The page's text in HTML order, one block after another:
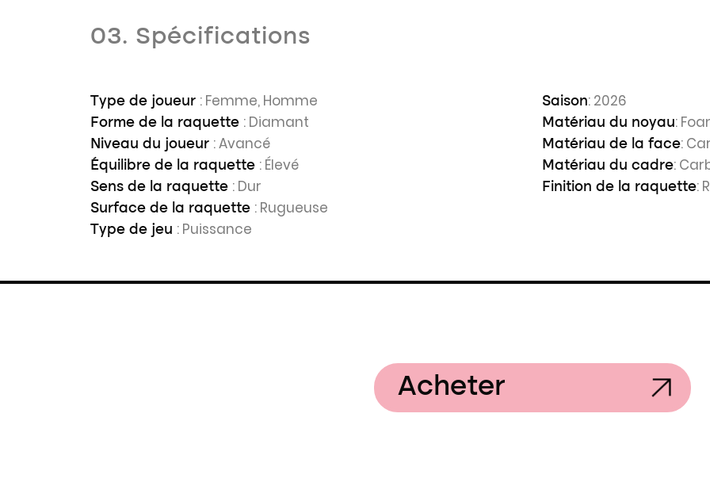
03. Spécifications
Type de joueur : Femme, Homme
Forme de la raquette : Diamant
Niveau du joueur : Avancé
Équilibre de la raquette : Élevé
Sens de la raquette : Dur
Surface de la raquette : Rugueuse
Type de jeu : Puissance
Saison: 2026
Matériau du noyau:
Matériau de la face:
Matériau du cadre:
Finition de la raquette:
Acheter